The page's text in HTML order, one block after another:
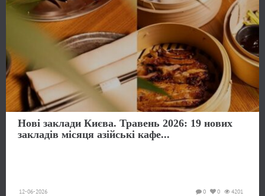
Нові заклади Києва. Травень 2026: 19 нових
закладів місяця азійські кафе...
12-06-2026 4201
0
0